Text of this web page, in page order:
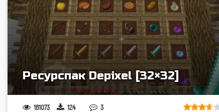
Ресурспак Depixel [32×32]
161073 124 3